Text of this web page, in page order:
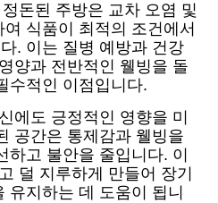
돈된 주방은 교차 오염 및
식품이 최적의 조건에서
. 이는 질병 예방과 건강
양과 전반적인 웰빙을 돌
수적인 이점입니다.
에도 긍정적인 영향을 미
공간은 통제감과 웰빙을
고 불안을 줄입니다. 이
덜 지루하게 만들어 장기
유지하는 데 도움이 됩니